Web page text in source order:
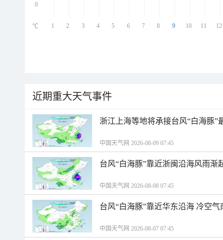
0
1 2 3 4 5 6 7 8 9 10 11 12
℃
近期重大天气事件
浙江上海等地将承接台风“白海豚”
中国天气网 2026-08-09 07:45
台风“白海豚”靠近浙闽沿海风雨渐
中国天气网 2026-08-08 07:45
台风“白海豚”靠近华东沿海 冷空
中国天气网 2026-08-07 07:45